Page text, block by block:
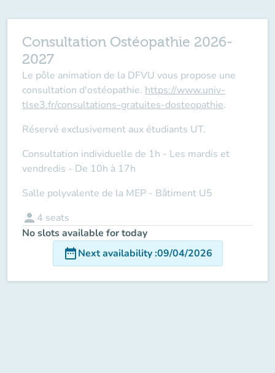
Consultation Ostéopathie 2026-
2027
Le pôle animation de la DFVU vous propose une
consultation d'ostéopathie. https://www.univ-
tlse3.fr/consultations-gratuites-dosteopathie.
Réservé exclusivement aux étudiants UT.
Consultation individuelle de 1h - Les mardis et
vendredis - De 10h à 17h
Salle polyvalente de la MEP - Bâtiment U5
person 4 seats
No slots available for today
date_rangeNext availability:09/04/2026